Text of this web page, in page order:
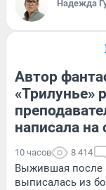
Надежда
Автор
«Трилунье»
написала на
10 часов 8 414
Выжившая после
выписалась из